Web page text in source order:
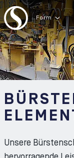
Zum Inhalt der Seite
Form
Unsere